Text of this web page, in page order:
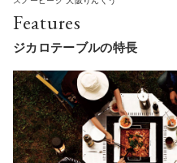
Features
ジカロテーブルの特長